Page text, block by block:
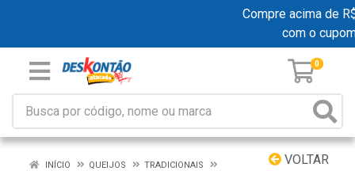
Compre acima de
com o
0
VOLTAR
INÍCIO QUEIJOS
TRADICIONAIS